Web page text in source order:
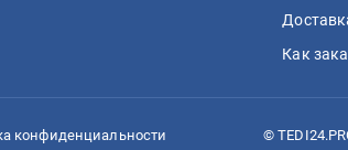
Как
конфиденциальности ©